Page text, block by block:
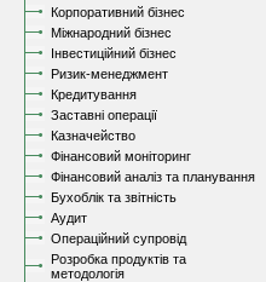
Корпоративний бізнес
Міжнародний бізнес
Інвестиційний бізнес
Ризик-менеджмент
Кредитування
Заставні операції
Казначейство
Фінансовий моніторинг
Фінансовий аналіз та планування
Бухоблік та звітність
Аудит
Операційний супровід
Розробка продуктів та
методологія